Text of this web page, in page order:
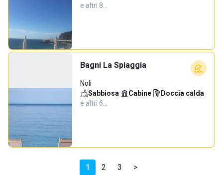
e altri 8…
Bagni La Spiaggia
Noli
Sabbiosa· Cabine· Doccia calda·
e altri 6…
1 2 3 >